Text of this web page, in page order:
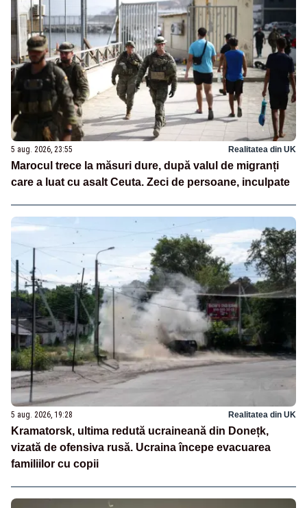
5 aug. 2026, 23:55 Realitatea din UK
Marocul trece la măsuri dure, după valul de migranți
care a luat cu asalt Ceuta. Zeci de persoane, inculpate
5 aug. 2026, 19:28 Realitatea din UK
Kramatorsk, ultima redută ucraineană din Donețk,
vizată de ofensiva rusă. Ucraina începe evacuarea
familiilor cu copii